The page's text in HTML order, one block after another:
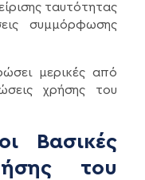
ταυτότητας
συμμόρφωσης
μερικές από
χρήσης του
Βασικές
του